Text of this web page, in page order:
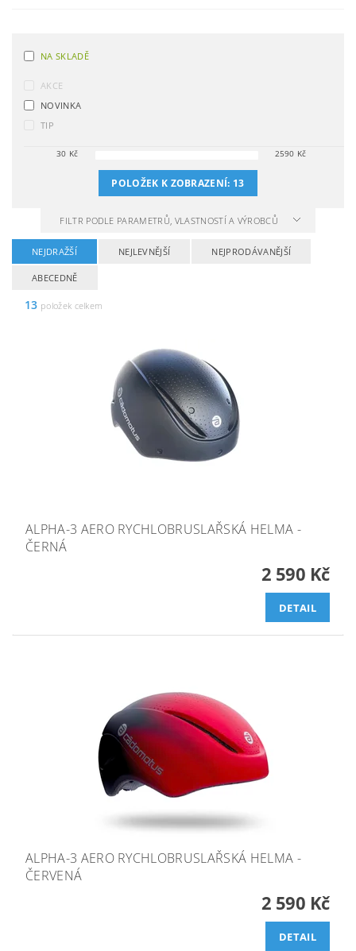
NA SKLADĚ
AKCE
NOVINKA
TIP
30 Kč 2590 Kč
POLOŽEK K ZOBRAZENÍ: 13
FILTR PODLE PARAMETRŮ, VLASTNOSTÍ A VÝROBCŮ
NEJDRAŽŠÍ NEJLEVNĚJŠÍ NEJPRODÁVANĚJŠÍ
ABECEDNĚ
13 položek celkem
ALPHA-3 AERO RYCHLOBRUSLAŘSKÁ HELMA -
ČERNÁ
2 590 Kč
DETAIL
ALPHA-3 AERO RYCHLOBRUSLAŘSKÁ HELMA -
ČERVENÁ
2 590 Kč
DETAIL